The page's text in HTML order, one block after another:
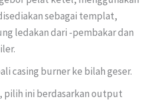
sebagai templat,
ledakan dari -pembakar dan
casing burner ke bilah geser.
pilih ini berdasarkan output